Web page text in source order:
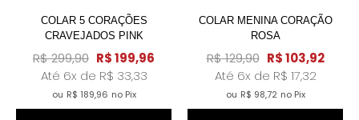
COLAR 5 CORAÇÕES
CRAVEJADOS PINK
R$299,90 R$199,96
Até 6x de R$ 33,33
ou R$ 189,96 no Pix
COLAR MENINA CORAÇÃO
ROSA
R$129,90 R$103,92
Até 6x de R$ 17,32
ou R$ 98,72 no Pix